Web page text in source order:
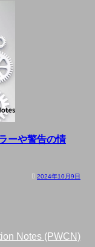
ーや警告の情
2024年10月9日
Notes (PWCN)